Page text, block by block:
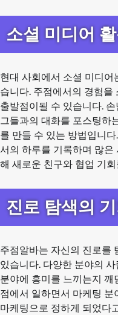
소셜 미디어
현대 사회에서 소셜 미디
습니다. 주점에서의 경험을
출발점이될 수 있습니다.
그들과의 대화를 포스팅하
를 만들 수 있는 방법입니
서의 하루를 기록하며 많은
해 새로운 친구와 협업 기
진로 탐색의 기
주점알바는 자신의 진로를
있습니다. 다양한 분야의
분야에 흥미를 느끼는지 깨
점에서 일하면서 마케팅
마케팅으로 정하게 되었다